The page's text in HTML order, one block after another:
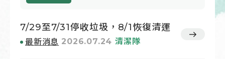
7/29至7/31停收垃圾，8/1恢復清運
最新消息 2026.07.24清潔隊